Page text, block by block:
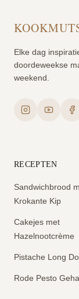
Elke dag
doordeweekse
weekend.
RECEPTEN
Sandwichbrood
Krokante Kip
Cakejes met
Hazelnootcrème
Pistache Long
Rode Pesto